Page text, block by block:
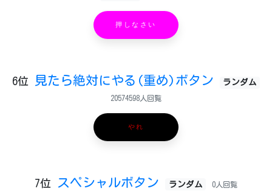
押しなさい
6位 見たら絶対にやる(重め)ボタン ランダム
20574598人回覧
やれ
7位 スペシャルボタン ランダム 0人回覧